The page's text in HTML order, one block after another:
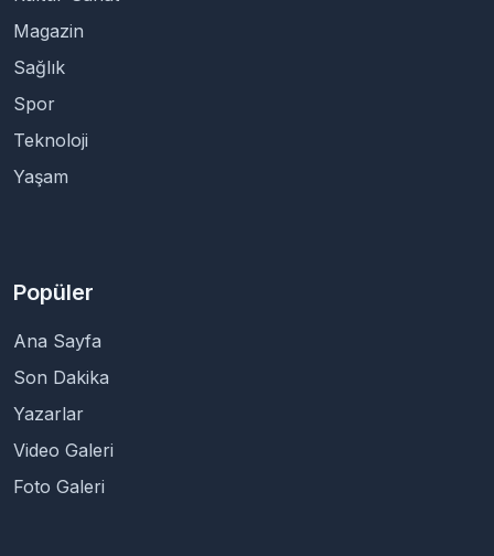
Magazin
Sağlık
Spor
Teknoloji
Yaşam
Popüler
Ana Sayfa
Son Dakika
Yazarlar
Video Galeri
Foto Galeri